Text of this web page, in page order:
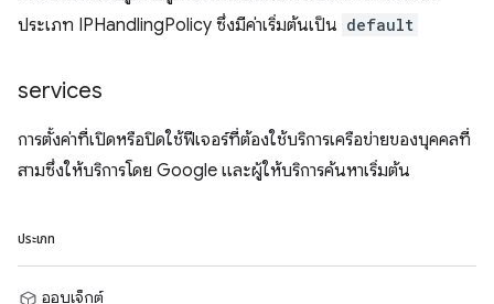
ประเภท IPHandlingPolicy ซึ่งมีค่าเริ่มต้นเป็น default
services
การตั้งค่าที่เปิดหรือปิดใช้ฟีเจอร์ที่ต้องใช้บริการเครือข่ายของบุคคลที่
สามซึ่งให้บริการโดย Google และผู้ให้บริการค้นหาเริ่มต้น
ประเภท
ออบเจ็กต์